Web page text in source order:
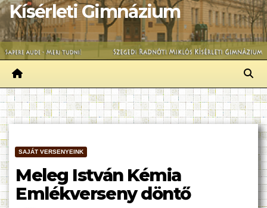
Kísérleti Gimnázium
SAJÁT VERSENYEINK
Meleg István Kémia
Emlékverseny döntő